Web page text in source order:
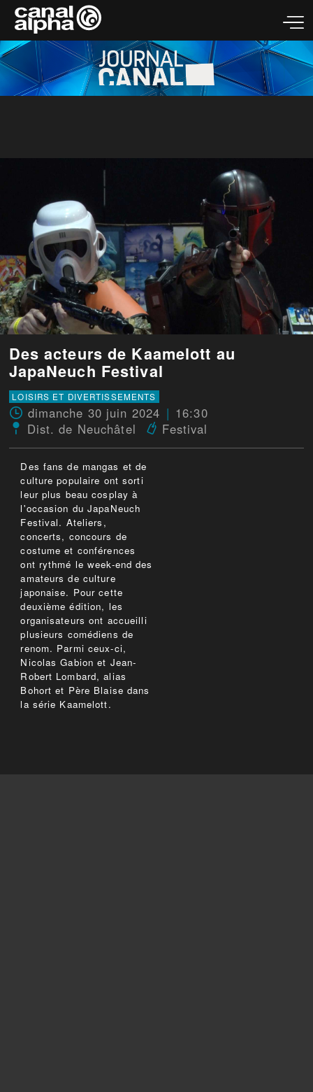
Des acteurs de Kaamelott au
JapaNeuch Festival
LOISIRS ET DIVERTISSEMENTS
dimanche 30 juin 2024
16:30
Dist. de Neuchâtel
Festival
Des fans de mangas et de
culture populaire ont sorti
leur plus beau cosplay à
l'occasion du JapaNeuch
Festival. Ateliers,
concerts, concours de
costume et conférences
ont rythmé le week-end des
amateurs de culture
japonaise. Pour cette
deuxième édition, les
organisateurs ont accueilli
plusieurs comédiens de
renom. Parmi ceux-ci,
Nicolas Gabion et Jean-
Robert Lombard, alias
Bohort et Père Blaise dans
la série Kaamelott.